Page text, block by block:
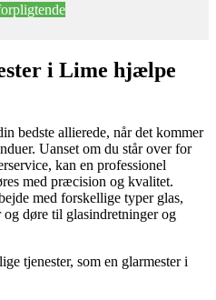
i Lime hjælpe
bedste allierede, når det kommer
Uanset om du står over for
kan en professionel
med præcision og kvalitet.
med forskellige typer glas,
døre til glasindretninger og
tjenester, som en glarmester i